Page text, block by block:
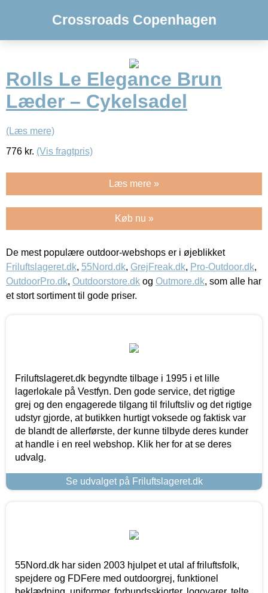
Crossroads Copenhagen
Rolls Le Elegance Brun
Læder – Cykelsadel
(Læs mere)
776 kr. (Vis fragtpris)
Læs mere »
Køb nu »
De mest populære outdoor-webshops er i øjeblikket
Friluftslageret.dk, 55Nord.dk, GrejFreak.dk, Pro-Outdoor.dk,
OutdoorPro.dk, Outdoorstore.dk og Outmore.dk, som alle har
et stort sortiment til gode priser.
Friluftslageret.dk begyndte tilbage i 1995 i et lille
lagerlokale på Vestfyn. Den gode service, det rigtige
grej og den engagerede tilgang til friluftsliv og det rigtige
udstyr gjorde, at butikken hurtigt voksede og faktisk var
de blandt de allerførste, der kunne tilbyde deres kunder
at handle i en reel webshop. Klik her for at se deres
udvalg.
Se udvalget på Friluftslageret.dk
55Nord.dk har siden 2003 hjulpet et utal af friluftsfolk,
spejdere og FDFere med outdoorgrej, funktionel